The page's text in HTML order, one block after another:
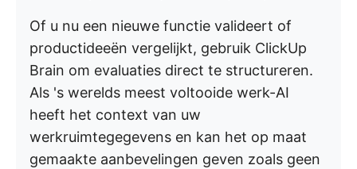
Of u nu een nieuwe functie valideert of
productideeën vergelijkt, gebruik ClickUp
Brain om evaluaties direct te structureren.
Als 's werelds meest voltooide werk-AI
heeft het context van uw
werkruimtegegevens en kan het op maat
gemaakte aanbevelingen geven zoals geen